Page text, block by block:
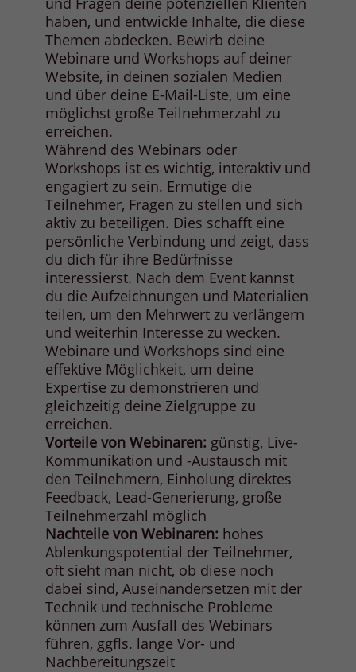
haben, und entwickle Inhalte, die diese
Themen abdecken. Bewirb deine
Webinare und Workshops auf deiner
Website, in deinen sozialen Medien
und über deine E-Mail-Liste, um eine
möglichst große Teilnehmerzahl zu
erreichen.
Während des Webinars oder
Workshops ist es wichtig, interaktiv und
engagiert zu sein. Ermutige die
Teilnehmer, Fragen zu stellen und sich
aktiv zu beteiligen. Dies schafft eine
persönliche Verbindung und zeigt, dass
du dich für ihre Bedürfnisse
interessierst. Nach dem Event kannst
du die Aufzeichnungen und Materialien
teilen, um den Mehrwert zu verlängern
und weiterhin Interesse zu wecken.
Webinare und Workshops sind eine
effektive Möglichkeit, um deine
Expertise zu demonstrieren und
gleichzeitig deine Zielgruppe zu
erreichen.
Vorteile von Webinaren: günstig, Live-
Kommunikation und -Austausch mit
den Teilnehmern, Einholung direktes
Feedback, Lead-Generierung, große
Teilnehmerzahl möglich
Nachteile von Webinaren: hohes
Ablenkungspotential der Teilnehmer,
oft sieht man nicht, ob diese noch
dabei sind, Auseinandersetzen mit der
Technik und technische Probleme
können zum Ausfall des Webinars
führen, ggfls. lange Vor- und
Nachbereitungszeit